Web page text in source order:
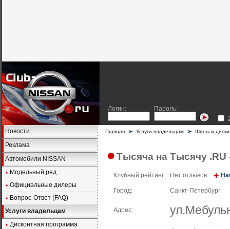
Логин: Пароль:
Новости
Реклама
Автомобили NISSAN
Модельный ряд
Официальные дилеры
Вопрос-Ответ (FAQ)
Услуги владельцам
Дисконтная программа
Главная Услуги владельцам Шины и диски
Тысяча на Тысячу
Клубный рейтинг: Нет отзывов
Город: Санкт-Петербург
Адрес: